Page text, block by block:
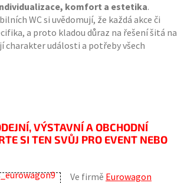
komfort a estetika.
WC si uvědomují, že každá akce či
a proto kladou důraz na řešení šitá na
charakter události a potřeby všech
VÝSTAVNÍ A OBCHODNÍ
SI TEN SVŮJ PRO EVENT NEBO
Ve firmě Eurowagon